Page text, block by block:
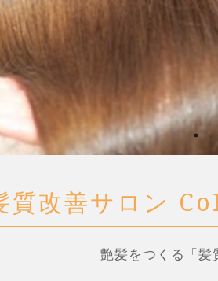
質改善サロン
艶髪をつくる「髪